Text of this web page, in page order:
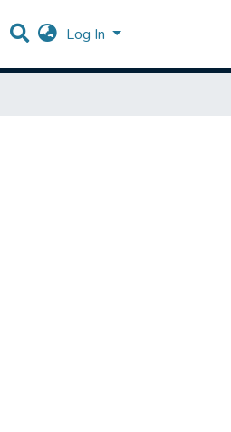
Log In